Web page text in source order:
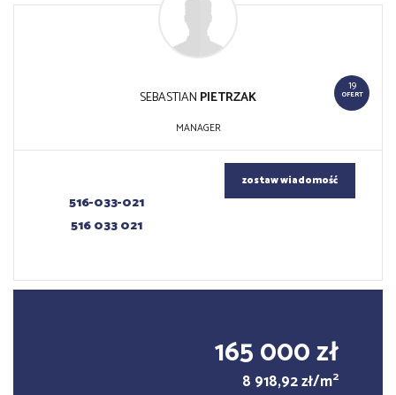
19
OFERT
SEBASTIAN PIETRZAK
MANAGER
516-033-021
516 033 021
zostaw wiadomość
165 000 zł
8 918,92 zł/m2